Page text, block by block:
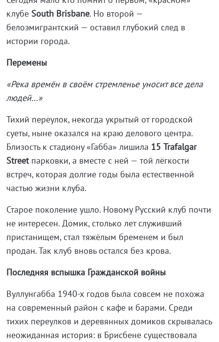
клубе South Brisbane. Но второй —
белоэмигрантский — оставил глубокий след в
истории города.
Перемены
«Река времён в своём стремленье уносит все дела
людей…»
Тихий переулок, некогда укрытый от городской
суеты, ныне оказался на краю делового центра.
Близость к стадиону «Габба» лишила 15 Trafalgar
Streetпарковки, а вместе с ней — той лёгкости
встреч, которая долгие годы была естественной
частью жизни клуба.
Старое поколение ушло. Новому Русский клуб почти
не интересен. Домик, столько лет служивший
пристанищем, стал тяжёлым бременем и был
продан. Так клуб вновь остался без крова.
Последняя вспышка Гражданской войны
Вуллунгабба 1940-х годов была совсем не похожа
на современный район с кафе и барами. Среди
тихих переулков и деревянных домиков скрывалась
неожиданная история: в Брисбене существовала